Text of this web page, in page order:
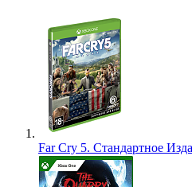
Far Cry 5. Стандартное